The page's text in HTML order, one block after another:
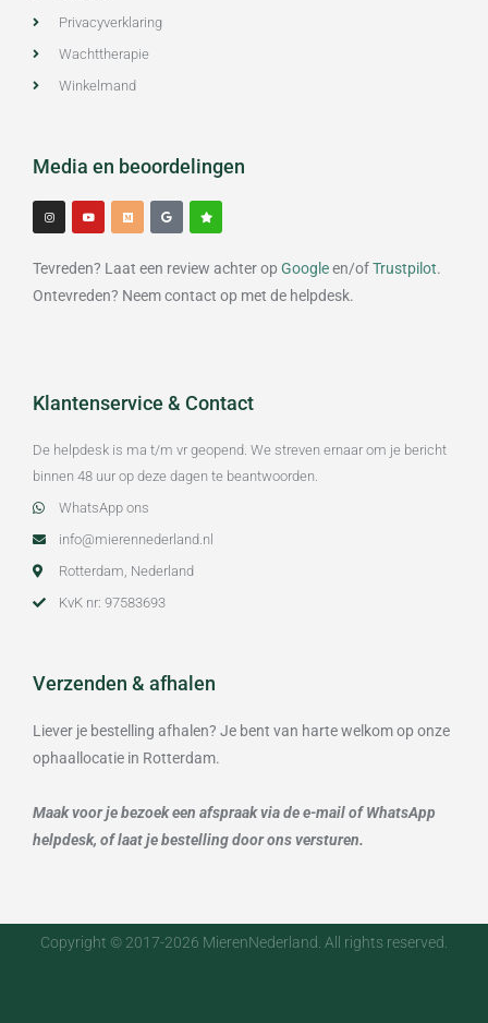
Privacyverklaring
Wachttherapie
Winkelmand
Media en beoordelingen
I
n
s
t
r
m
Y
o
t
e
M
e
d
i
G
o
o
g
S
t
a
r
Tevreden? Laat een review achter op Googleen/ofTrustpilot.
Ontevreden? Neem contact op met de helpdesk.
Klantenservice & Contact
De helpdesk is ma t/m vr geopend. We streven ernaar om je bericht
binnen 48 uur op deze dagen te beantwoorden.
WhatsApp ons
info@mierennederland.nl
Rotterdam, Nederland
KvK nr: 97583693
Verzenden & afhalen
Liever je bestelling afhalen? Je bent van harte welkom op onze
ophaallocatie in Rotterdam.
Maak voor je bezoek een afspraak via de e-mail of WhatsApp
helpdesk, of laat je bestelling door ons versturen.
Copyright © 2017-2026 MierenNederland. All rights reserved.